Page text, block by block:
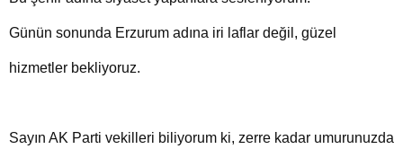
Günün sonunda Erzurum adına iri laflar değil, güzel
hizmetler bekliyoruz.
Sayın AK Parti vekilleri biliyorum ki, zerre kadar umurunuzda